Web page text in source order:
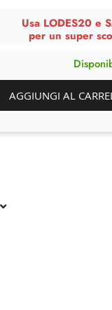
Usa LODES20 e
per un super
AGGIUNGI AL